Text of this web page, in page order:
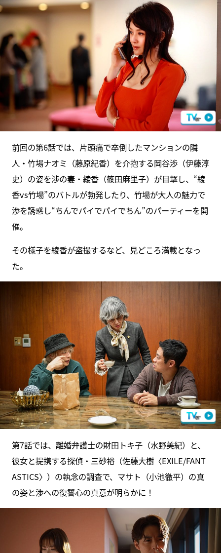
前回の第6話では、片頭痛で卒倒したマンションの隣
人・竹場ナオミ（藤原紀香）を介抱する岡谷渉（伊藤淳
史）の姿を渉の妻・綾香（篠田麻里子）が目撃し、“綾
香vs竹場”のバトルが勃発したり、竹場が大人の魅力で
渉を誘惑し“ちんでパイでパイでちん”のパーティーを開
催。
その様子を綾香が盗撮するなど、見どころ満載となっ
た。
第7話では、離婚弁護士の財田トキ子（水野美紀）と、
彼女と提携する探偵・三砂裕（佐藤大樹〈EXILE/FANT
ASTICS〉）の執念の調査で、マサト（小池徹平）の真
の姿と渉への復讐心の真意が明らかに！